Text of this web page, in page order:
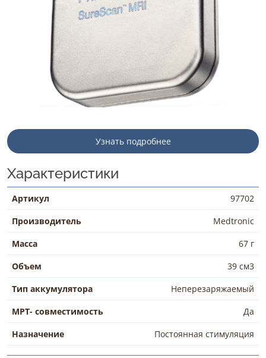
Узнать подробнее
Характеристики
Артикул
97702
Производитель
Medtronic
Масса
67 г
Объем
39 см3
Тип аккумулятора
Неперезаряжаемый
МРТ- совместимость
Да
Назначение
Постоянная стимуляция